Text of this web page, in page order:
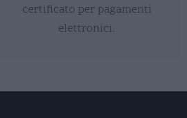
certificato per pagamenti
elettronici.